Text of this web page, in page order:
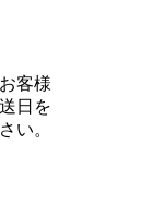
客様
日を
い。